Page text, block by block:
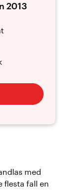
med
flesta fall en
2013